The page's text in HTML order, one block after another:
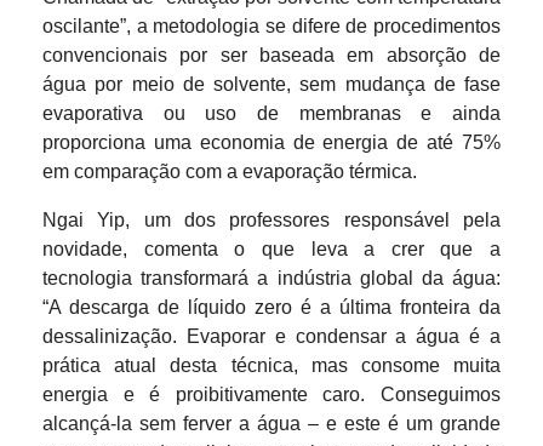
oscilante”, a metodologia se difere de procedimentos
convencionais por ser baseada em absorção de
água por meio de solvente, sem mudança de fase
evaporativa ou uso de membranas e ainda
proporciona uma economia de energia de até 75%
em comparação com a evaporação térmica.
Ngai Yip, um dos professores responsável pela
novidade, comenta o que leva a crer que a
tecnologia transformará a indústria global da água:
“A descarga de líquido zero é a última fronteira da
dessalinização. Evaporar e condensar a água é a
prática atual desta técnica, mas consome muita
energia e é proibitivamente caro. Conseguimos
alcançá-la sem ferver a água – e este é um grande